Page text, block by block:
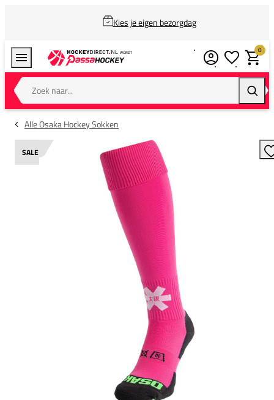
Kies je eigen bezorgdag
Zoek naar...
0
Alle Osaka Hockey Sokken
SALE